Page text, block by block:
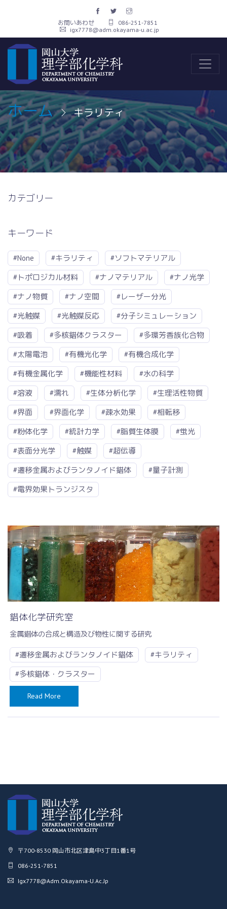
お問いあわせ
086-251-7851
igx7778@adm.okayama-u.ac.jp
ホーム キラリティ
錯体化学研究室
金属錯体の合成と構造及び物性に関する研究
#遷移金属およびランタノイド錯体
#キラリティ
#多核錯体・クラスター
Read More
カテゴリー
キーワード
#None #キラリティ
#ソフトマテリアル
#トポロジカル材料
#ナノマテリアル
#ナノ光学
#ナノ物質
#ナノ空間
#レーザー分光
#光触媒
#光触媒反応
#分子シミュレーション
#吸着
#多核錯体クラスター
#多環芳香族化合物
#太陽電池
#有機光化学
#有機合成化学
#有機金属化学
#機能性材料
#水の科学
#溶液
#濡れ #生体分析化学
#生理活性物質
#界面
#界面化学 #疎水効果
#相転移
#粉体化学
#統計力学 #脂質生体膜
#蛍光
#表面分光学
#触媒
#超伝導
#遷移金属およびランタノイド錯体
#量子計測
#電界効果トランジスタ
〒700-8530 岡山市北区津島中3丁目1番1号
086-251-7851
Igx7778@adm.okayama-U.ac.jp